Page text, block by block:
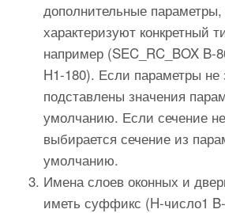
дополнительные параметры,
характеризуют конкретный
например (SEC_RC_BOX B-
H1-180). Если параметры не
подставлены значения
умолчанию. Если сечение
выбирается сечение из
умолчанию.
Имена слоев оконных и
иметь суффикс (H-число1